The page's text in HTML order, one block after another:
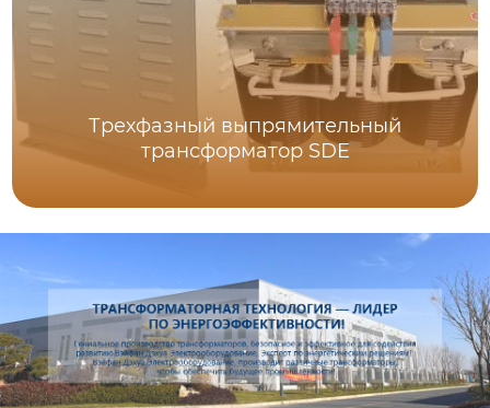
Трехфазный выпрямительный
трансформатор SDE